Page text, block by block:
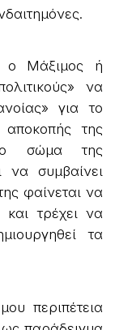
ο Μάξιμος ή
να
για το
της
σώμα της
να συμβαίνει
φαίνεται να
τρέχει να
τα
περιπέτεια